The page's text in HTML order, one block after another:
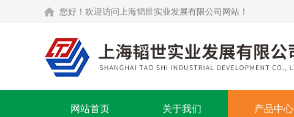
您好！欢迎访问上海韬世实业发展有限公司网站！
网站首页 关于我们 产品中心